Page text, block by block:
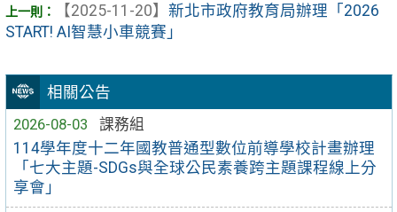
相關公告
2026-08-03
課務組
114學年度十二年國教普通型數位前導學校計畫辦理
「七大主題-SDGs與全球公民素養跨主題課程線上分
享會」
【2025-11-20】 新北市政府教育局辦理「2026
START! AI智慧小車競賽」